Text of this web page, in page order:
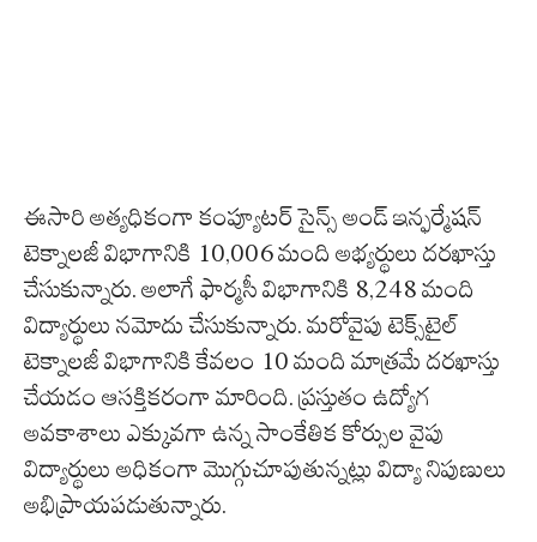
ఈసారి అత్యధికంగా కంప్యూటర్ సైన్స్ అండ్ ఇన్ఫర్మేషన్
టెక్నాలజీ విభాగానికి 10,006 మంది అభ్యర్థులు దరఖాస్తు
చేసుకున్నారు. అలాగే ఫార్మసీ విభాగానికి 8,248 మంది
విద్యార్థులు నమోదు చేసుకున్నారు. మరోవైపు టెక్స్‌టైల్
టెక్నాలజీ విభాగానికి కేవలం 10 మంది మాత్రమే దరఖాస్తు
చేయడం ఆసక్తికరంగా మారింది. ప్రస్తుతం ఉద్యోగ
అవకాశాలు ఎక్కువగా ఉన్న సాంకేతిక కోర్సుల వైపు
విద్యార్థులు అధికంగా మొగ్గుచూపుతున్నట్లు విద్యా నిపుణులు
అభిప్రాయపడుతున్నారు.